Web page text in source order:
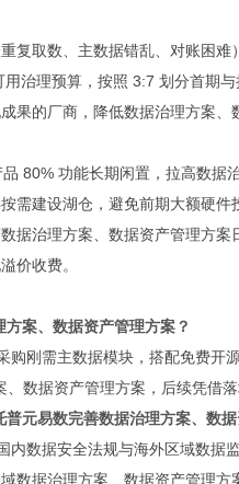
复取数、主数据错乱、对账困
治理预算，按照 3:7 划分首期
果的厂商，降低数据治理方案、
80% 功能长期闲置，拉高数据
需建设湖仓，避免前期大额硬件
据治理方案、数据资产管理方
价收费。
案、数据资产管理方案？
刚需主数据模块，搭配免费开
数据资产管理方案，后续凭借落
元易数完善数据治理方案、数
内数据安全法规与海外区域数据
数据治理方案、数据资产管理方